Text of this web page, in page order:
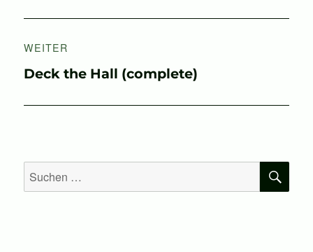
WEITER
Nächster
Deck the Hall (complete)
Suchen
nach: